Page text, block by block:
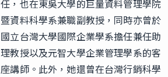
任，也在東吳大學的巨量資料管理學院
暨資料科學系兼職副教授，同時亦曾於
國立台灣大學國際企業學系擔任兼任助
理教授以及元智大學企業管理學系的客
座講師。此外，她還曾在台灣行銷科學